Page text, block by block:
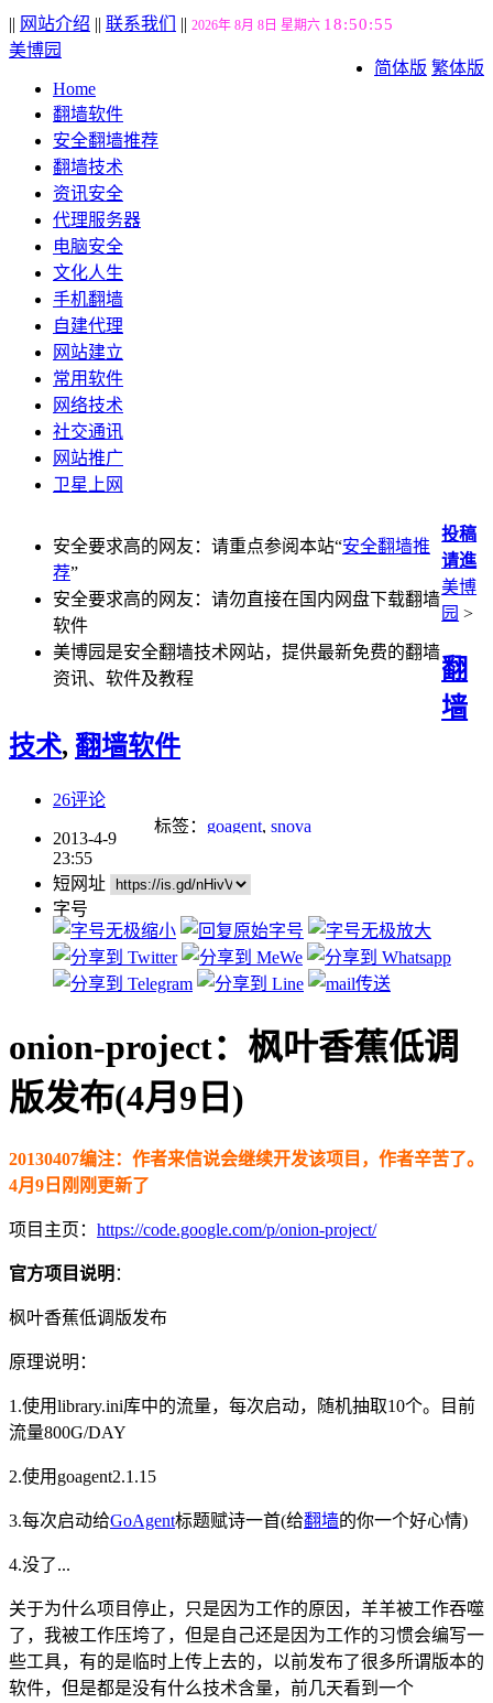
|| 网站介绍 || 联系我们 || 2026年 8月 8日 星期六 18:50:56
简体版 繁体版
美博园
Home
翻墙软件
安全翻墙推荐
翻墙技术
资讯安全
代理服务器
电脑安全
文化人生
手机翻墙
自建代理
网站建立
常用软件
网络技术
社交通讯
网站推广
卫星上网
安全要求高的网友：请重点参阅本站“安全翻墙推
荐”
安全要求高的网友：请勿直接在国内网盘下载翻墙
软件
美博园是安全翻墙技术网站，提供最新免费的翻墙
资讯、软件及教程
投稿
请進
美博
园 >
翻
墙
技术, 翻墙软件
26评论
标签： goagent, snova
2013-4-9
23:55
短网址
字号
onion-project：枫叶香蕉低调
版发布(4月9日)
20130407编注：作者来信说会继续开发该项目，作者辛苦了。
4月9日刚刚更新了
项目主页： https://code.google.com/p/onion-project/
官方项目说明 ：
枫叶香蕉低调版发布
原理说明：
1.使用library.ini库中的流量，每次启动，随机抽取10个。目前
流量800G/DAY
2.使用goagent2.1.15
3.每次启动给GoAgent标题赋诗一首(给翻墙的你一个好心情)
4.没了...
关于为什么项目停止，只是因为工作的原因，羊羊被工作吞噬
了，我被工作压垮了，但是自己还是因为工作的习惯会编写一
些工具，有的是临时上传上去的，以前发布了很多所谓版本的
软件，但是都是没有什么技术含量，前几天看到一个